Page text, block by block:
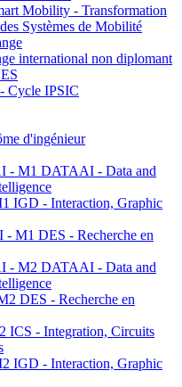
Mobility - Transformation
Systèmes de Mobilité
international non diplomant
Cycle IPSIC
d'ingénieur
- M1 DATAAI - Data and
IGD - Interaction, Graphic
M1 DES - Recherche en
- M2 DATAAI - Data and
DES - Recherche en
ICS - Integration, Circuits
IGD - Interaction, Graphic